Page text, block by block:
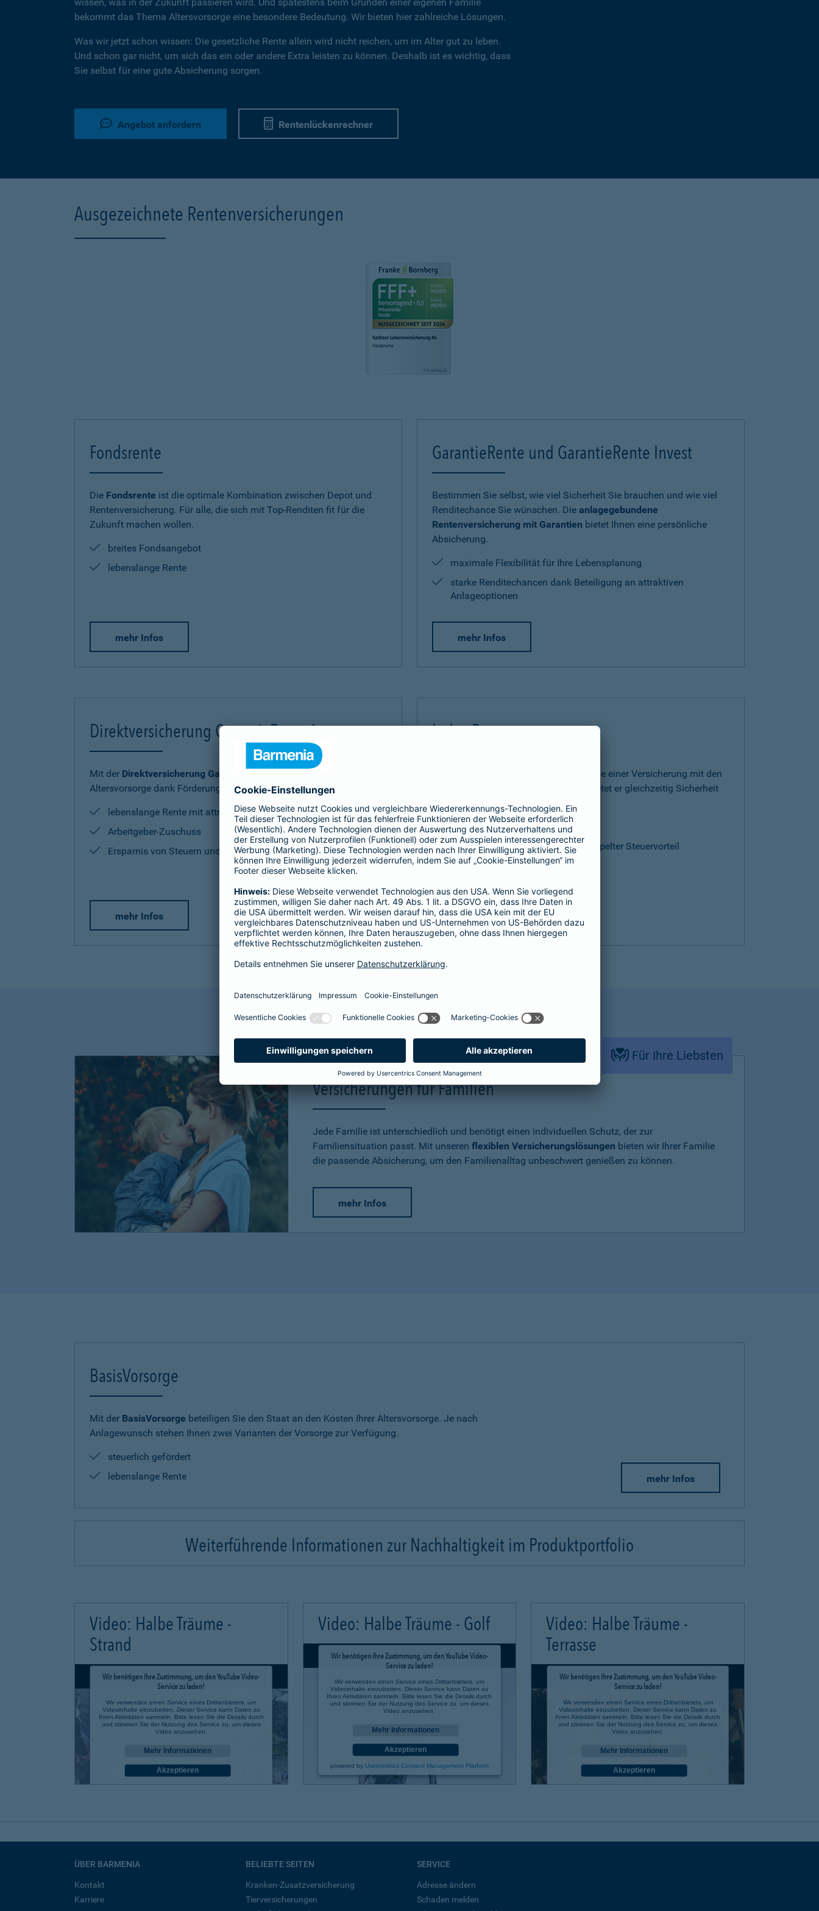
bekommt das Thema Altersvorsorge eine besondere Bedeutung. Wir bieten hier zahlreiche Lösungen.
Was wir jetzt schon wissen: Die gesetzliche Rente allein wird nicht reichen, um im Alter gut zu leben.
Und schon gar nicht, um sich das ein oder andere Extra leisten zu können. Deshalb ist es wichtig, dass
Sie selbst für eine gute Absicherung sorgen.
Angebot anfordern Rentenlückenrechner
Ausgezeichnete Rentenversicherungen
Fondsrente
Die Fondsrente ist die optimale Kombination zwischen Depot und
Rentenversicherung. Für alle, die sich mit Top-Renditen fit für die
Zukunft machen wollen.
breites Fondsangebot
lebenslange Rente
mehr Infos
GarantieRente und GarantieRente Invest
Bestimmen Sie selbst, wie viel Sicherheit Sie brauchen und wie viel
Renditechance Sie wünschen. Die anlagegebundene
Rentenversicherung mit Garantien bietet Ihnen eine persönliche
Absicherung.
maximale Flexibilität für Ihre Lebensplanung
starke Renditechancen dank Beteiligung an attraktiven
Anlageoptionen
mehr Infos
Direktversicherung GarantieRente Invest
Mit der Direktversicherung GarantieRente Invest
Altersvorsorge dank Förderung sicher und umfangreich auf.
lebenslange Rente mit attraktiver Renditechance
Arbeitgeber-Zuschuss
Ersparnis von Steuern und Sozialabgaben
mehr Infos
Index Protect
kombiniert die Vorteile einer Versicherung mit den
Vorteilen einer Kapitalanlage. Somit bietet er gleichzeitig Sicherheit
und Renditechancen.
wählbare Beitragsgarantie
attraktive Renditechancen und doppelter Steuervorteil
mehr Infos
Für Ihre Liebsten
Versicherungen für Familien
Jede Familie ist unterschiedlich und benötigt einen individuellen Schutz, der zur
Familiensituation passt. Mit unseren flexiblen Versicherungslösungen bieten wir Ihrer Familie
die passende Absicherung, um den Familienalltag unbeschwert genießen zu können.
mehr Infos
BasisVorsorge
Mit der BasisVorsorge beteiligen Sie den Staat an den Kosten Ihrer Altersvorsorge. Je nach
Anlagewunsch stehen Ihnen zwei Varianten der Vorsorge zur Verfügung.
steuerlich gefördert
lebenslange Rente
mehr Infos
Weiterführende Informationen zur Nachhaltigkeit im Produktportfolio
Video: Halbe Träume -
Strand
Wir benötigen Ihre Zustimmung, um den YouTube Video-
Service zu laden!
Wir verwenden einen Service eines Drittanbieters, um
Videoinhalte einzubetten. Dieser Service kann Daten zu
Ihren Aktivitäten sammeln. Bitte lesen Sie die Details durch
und stimmen Sie der Nutzung des Service zu, um dieses
Video anzusehen.
Mehr Informationen
Akzeptieren
powered byUsercentrics Consent Management Platform
Video: Halbe Träume - Golf
Wir benötigen Ihre Zustimmung, um den YouTube Video-
Service zu laden!
Wir verwenden einen Service eines Drittanbieters, um
Videoinhalte einzubetten. Dieser Service kann Daten zu
Ihren Aktivitäten sammeln. Bitte lesen Sie die Details durch
und stimmen Sie der Nutzung des Service zu, um dieses
Video anzusehen.
Mehr Informationen
Akzeptieren
powered by Usercentrics Consent Management Platform
Video: Halbe Träume -
Terrasse
Wir benötigen Ihre Zustimmung, um den YouTube Video-
Service zu laden!
Wir verwenden einen Service eines Drittanbieters, um
Videoinhalte einzubetten. Dieser Service kann Daten zu
Ihren Aktivitäten sammeln. Bitte lesen Sie die Details durch
und stimmen Sie der Nutzung des Service zu, um dieses
Video anzusehen.
Mehr Informationen
Akzeptieren
powered byUsercentrics Consent Management Platform
ÜBER BARMENIA
Kontakt
Karriere
BELIEBTE SEITEN
Kranken-Zusatzversicherung
Tierversicherungen
SERVICE
Adresse ändern
Schaden melden